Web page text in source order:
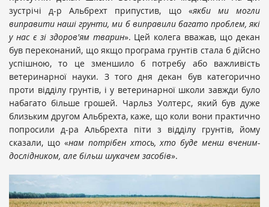
зустрічі д-р Альбрехт припустив, що «якби ми могли
виправити наші грунти, ми б виправили багато проблем, які
у нас є зі здоров'ям тварин». Цей колега вважав, що декан
був переконаний, що якщо програма грунтів стала б дійсно
успішною, то це зменшило б потребу або важливість
ветеринарної науки. З того дня декан був категорично
проти відділу грунтів, і у ветеринарної школи завжди було
набагато більше грошей. Чарльз Уолтерс, який був дуже
близьким другом Альбрехта, каже, що коли вони практично
попросили д-ра Альбрехта піти з відділу грунтів, йому
сказали, що «нам потрібен хтось, хто буде менш вченим-
дослідником, але більш шукачем засобів».